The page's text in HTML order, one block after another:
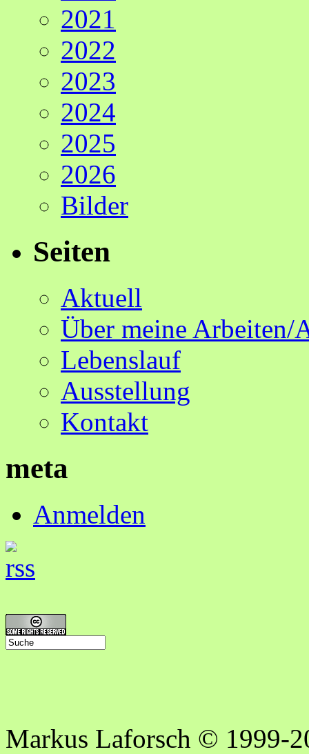
2021
2022
2023
2024
2025
2026
Bilder
Seiten
Aktuell
Über meine Arbeiten/
Lebenslauf
Ausstellung
Kontakt
meta
Anmelden
Markus Laforsch © 1999-